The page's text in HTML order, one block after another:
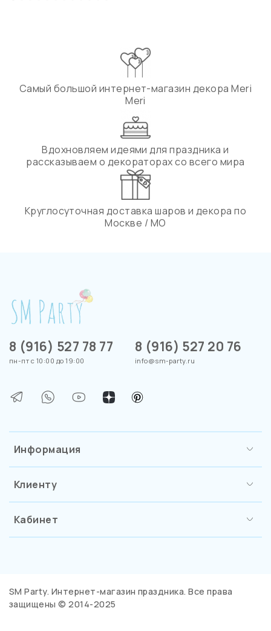
Самый большой интернет-магазин декора Meri
Meri
Вдохновляем идеями для праздника и
рассказываем о декораторах со всего мира
Круглосуточная доставка шаров и декора по
Москве / МО
Информация
Клиенту
Кабинет
8 (916) 527 78 77
пн-пт с 10:00 до 19:00
8 (916) 527 20 76
info@sm-party.ru
SM Party. Интернет-магазин праздника. Все права
защищены © 2014-2025